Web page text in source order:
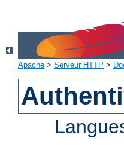
Apache > Serveur HTTP >